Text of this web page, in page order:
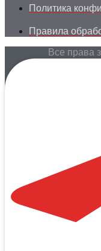
Политика
Правила
Все права